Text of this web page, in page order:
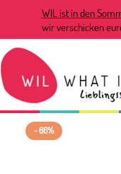
WIL ist in den
wir verschicken
- 66%